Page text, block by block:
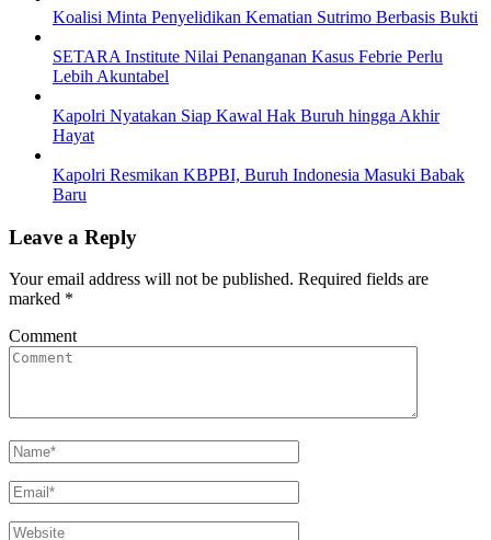
Koalisi Minta Penyelidikan Kematian Sutrimo Berbasis Bukti
SETARA Institute Nilai Penanganan Kasus Febrie Perlu
Lebih Akuntabel
Kapolri Nyatakan Siap Kawal Hak Buruh hingga Akhir
Hayat
Kapolri Resmikan KBPBI, Buruh Indonesia Masuki Babak
Baru
Leave a Reply
Your email address will not be published. Required fields are
marked *
Comment